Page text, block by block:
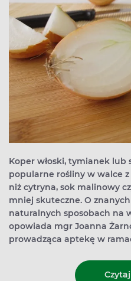
Koper włoski, tymianek
popularne rośliny w walce
niż cytryna, sok malinowy
mniej skuteczne. O
naturalnych sposobach na
opowiada mgr Joanna
prowadząca aptekę w